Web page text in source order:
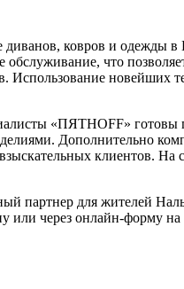
ковров и одежды в
обслуживание, что
Использование
«ПЯТНOFF»
Дополнительно
клиентов. На
для жителей
через онлайн-форму на